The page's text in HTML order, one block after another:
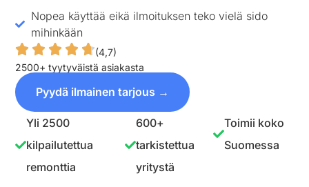
Nopea käyttää eikä ilmoituksen teko vielä sido
mihinkään
(4,7)
2500+ tyytyväistä asiakasta
Pyydä ilmainen tarjous →
Yli 2500
kilpailutettua
remonttia
600+
tarkistettua
yritystä
Toimii koko
Suomessa